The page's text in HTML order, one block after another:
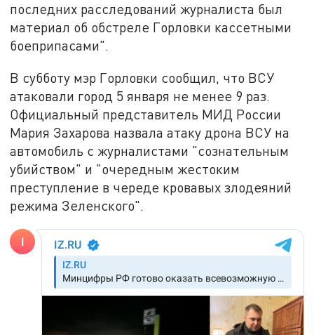
последних расследований журналиста был
материал об обстреле Горловки кассетными
боеприпасами".
В субботу мэр Горловки сообщил, что ВСУ
атаковали город 5 января не менее 9 раз.
Официальный представитель МИД России
Мария Захарова назвала атаку дрона ВСУ на
автомобиль с журналистами "сознательным
убийством" и "очередным жестоким
преступление в череде кровавых злодеяний
режима Зеленского".